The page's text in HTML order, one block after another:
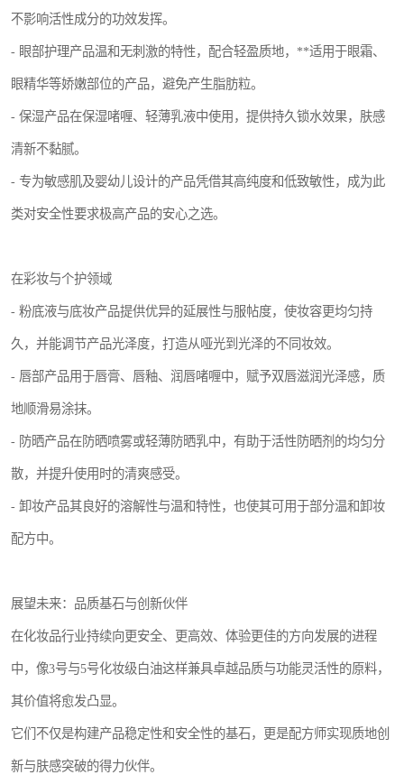
不影响活性成分的功效发挥。
- 眼部护理产品温和无刺激的特性，配合轻盈质地，**适用于眼霜、
眼精华等娇嫩部位的产品，避免产生脂肪粒。
- 保湿产品在保湿啫喱、轻薄乳液中使用，提供持久锁水效果，肤感
清新不黏腻。
- 专为敏感肌及婴幼儿设计的产品凭借其高纯度和低致敏性，成为此
类对安全性要求极高产品的安心之选。
在彩妆与个护领域
- 粉底液与底妆产品提供优异的延展性与服帖度，使妆容更均匀持
久，并能调节产品光泽度，打造从哑光到光泽的不同妆效。
- 唇部产品用于唇膏、唇釉、润唇啫喱中，赋予双唇滋润光泽感，质
地顺滑易涂抹。
- 防晒产品在防晒喷雾或轻薄防晒乳中，有助于活性防晒剂的均匀分
散，并提升使用时的清爽感受。
- 卸妆产品其良好的溶解性与温和特性，也使其可用于部分温和卸妆
配方中。
展望未来：品质基石与创新伙伴
在化妆品行业持续向更安全、更高效、体验更佳的方向发展的进程
中，像3号与5号化妆级白油这样兼具卓越品质与功能灵活性的原料，
其价值将愈发凸显。
它们不仅是构建产品稳定性和安全性的基石，更是配方师实现质地创
新与肤感突破的得力伙伴。